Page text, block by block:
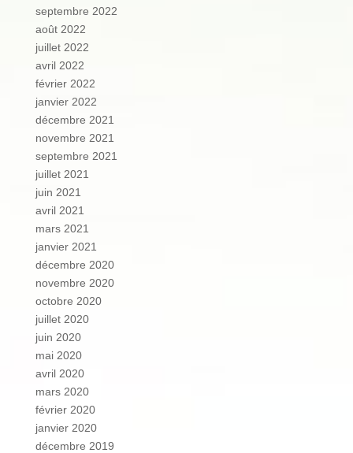
septembre 2022
août 2022
juillet 2022
avril 2022
février 2022
janvier 2022
décembre 2021
novembre 2021
septembre 2021
juillet 2021
juin 2021
avril 2021
mars 2021
janvier 2021
décembre 2020
novembre 2020
octobre 2020
juillet 2020
juin 2020
mai 2020
avril 2020
mars 2020
février 2020
janvier 2020
décembre 2019